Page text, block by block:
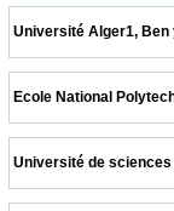
Université Alger1,
Ecole National
Université de